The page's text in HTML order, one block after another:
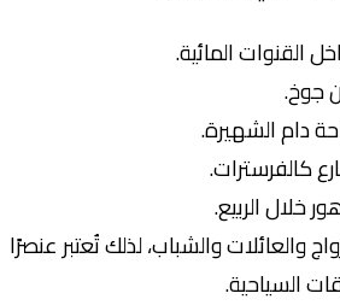
المائية.
الشهيرة.
الربيع.
والشباب، لذلك تُعتبر عنصرًا